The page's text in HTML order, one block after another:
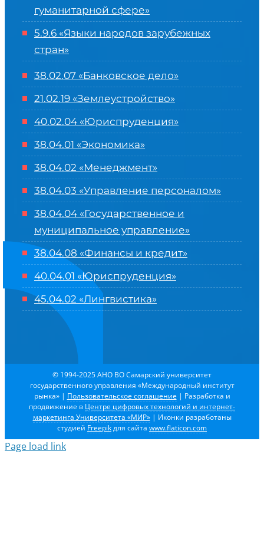
гуманитарной сфере»
5.9.6 «Языки народов зарубежных
стран»
38.02.07 «Банковское дело»
21.02.19 «Землеустройство»
40.02.04 «Юриспруденция»
38.04.01 «Экономика»
38.04.02 «Менеджмент»
38.04.03 «Управление персоналом»
38.04.04 «Государственное и
муниципальное управление»
38.04.08 «Финансы и кредит»
40.04.01 «Юриспруденция»
45.04.02 «Лингвистика»
© 1994-2025 АНО ВО Самарский университет
государственного управления «Международный институт
рынка» | Пользовательское соглашение | Разработка и
продвижение в Центре цифровых технологий и интернет-
маркетинга Университета «МИР»| Иконки разработаны
студией Freepikдля сайта www.flaticon.com
Page load link